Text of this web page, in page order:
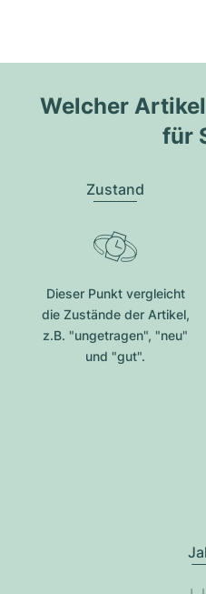
Welcher
für
Zustand
Dieser Punkt vergleicht
die Zustände der Artikel,
z.B. "ungetragen", "neu"
und "gut".